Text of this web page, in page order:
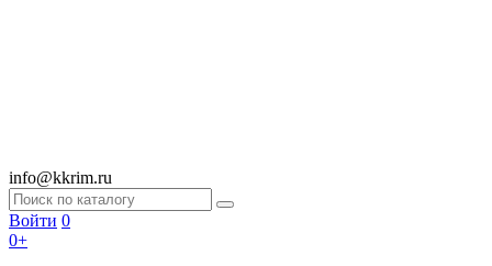
info@kkrim.ru
Войти 0
0+